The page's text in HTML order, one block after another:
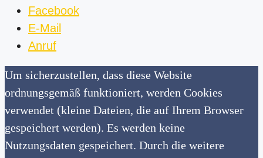
Facebook
E-Mail
Anruf
Um sicherzustellen, dass diese Website
ordnungsgemäß funktioniert, werden Cookies
verwendet (kleine Dateien, die auf Ihrem Browser
gespeichert werden). Es werden keine
Nutzungsdaten gespeichert. Durch die weitere